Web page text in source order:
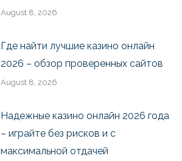
August 8, 2026
Где найти лучшие казино онлайн
2026 – обзор проверенных сайтов
August 8, 2026
Надежные казино онлайн 2026 года
– играйте без рисков и с
максимальной отдачей